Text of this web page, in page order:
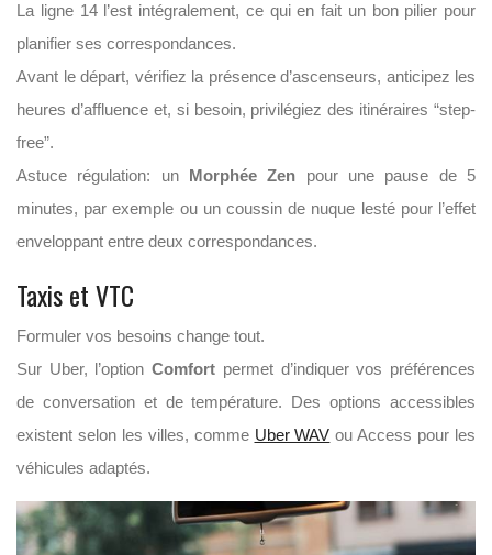
La ligne 14 l’est intégralement, ce qui en fait un bon pilier pour
planifier ses correspondances.
Avant le départ, vérifiez la présence d’ascenseurs, anticipez les
heures d’affluence et, si besoin, privilégiez des itinéraires “step-
free”.
Astuce régulation: un Morphée Zen pour une pause de 5
minutes, par exemple ou un coussin de nuque lesté pour l’effet
enveloppant entre deux correspondances.
Taxis et VTC
Formuler vos besoins change tout.
Sur Uber, l’optionComfort permet d’indiquer vos préférences
de conversation et de température. Des options accessibles
existent selon les villes, comme Uber WAV ou Access pour les
véhicules adaptés.